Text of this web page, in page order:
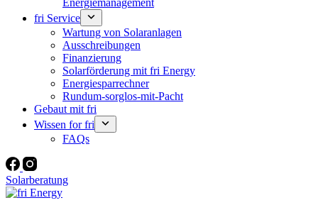
Energiemanagement
fri Service
Wartung von Solaranlagen
Ausschreibungen
Finanzierung
Solarförderung mit fri Energy
Energiesparrechner
Rundum-sorglos-mit-Pacht
Gebaut mit fri
Wissen for fri
FAQs
Solarberatung